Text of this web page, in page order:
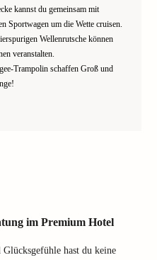
kannst du gemeinsam mit
Sportwagen um die Wette cruisen.
Wellenrutsche können
veranstalten.
Trampolin schaffen Groß und
im Premium Hotel
hast du keine